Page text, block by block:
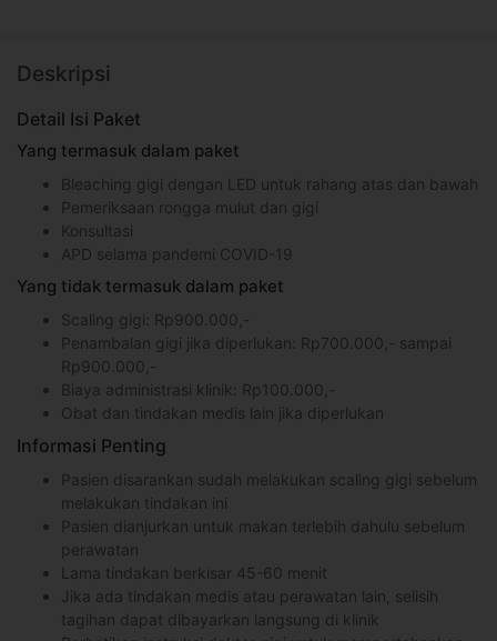
Deskripsi
Detail Isi Paket
Yang termasuk dalam paket
Bleaching gigi dengan LED untuk rahang atas dan bawah
Pemeriksaan rongga mulut dan gigi
Konsultasi
APD selama pandemi COVID-19
Yang tidak termasuk dalam paket
Scaling gigi: Rp900.000,-
Penambalan gigi jika diperlukan: Rp700.000,- sampai
Rp900.000,-
Biaya administrasi klinik: Rp100.000,-
Obat dan tindakan medis lain jika diperlukan
Informasi Penting
Pasien disarankan sudah melakukan scaling gigi sebelum
melakukan tindakan ini
Pasien dianjurkan untuk makan terlebih dahulu sebelum
perawatan
Lama tindakan berkisar 45-60 menit
Jika ada tindakan medis atau perawatan lain, selisih
tagihan dapat dibayarkan langsung di klinik